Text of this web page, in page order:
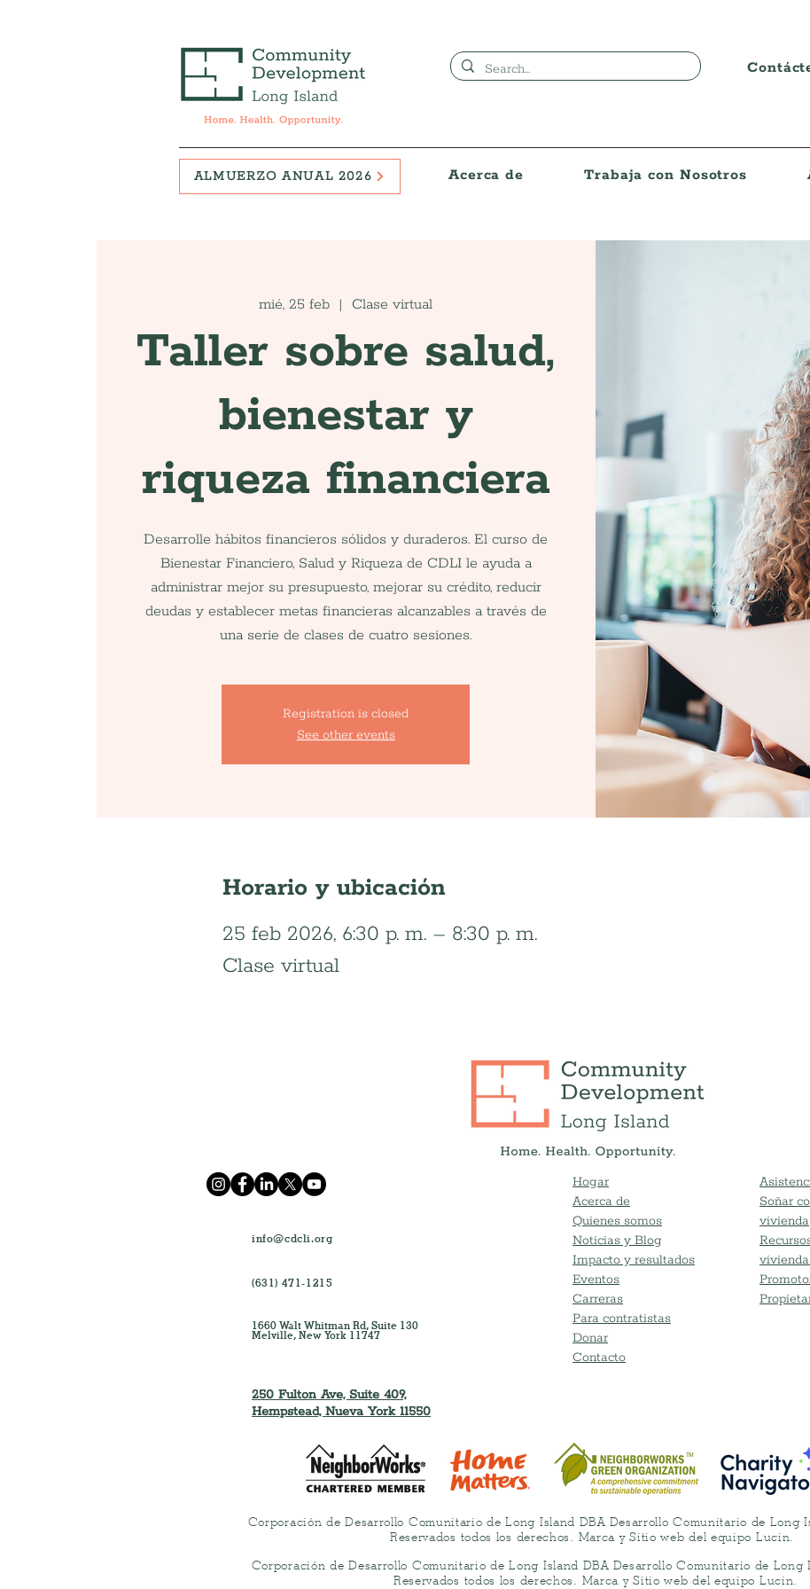
ALMUERZO ANUAL 2026 Acerca de Trabaja con Nosotros
mié, 25 feb
  |
Clase virtual
Taller sobre salud,
bienestar y
riqueza financiera
Desarrolle hábitos financieros sólidos y duraderos. El curso de
Bienestar Financiero, Salud y Riqueza de CDLI le ayuda a
administrar mejor su presupuesto, mejorar su crédito, reducir
deudas y establecer metas financieras alcanzables a través de
una serie de clases de cuatro sesiones.
Registration is closed
See other events
Horario y ubicación
25 feb 2026, 6:30 p. m. – 8:30 p. m.
Clase virtual
info@cdcli.org
(631) 471-1215
1660 Walt Whitman Rd, Suite 130
Melville, New York 11747
250 Fulton Ave, Suite 409,
Hempstead, Nueva York 11550
Hogar
Acerca de
Quienes somos
Noticias y Blog
Impacto y resultados
Eventos
Carreras
Para contratistas
Donar
Contacto
Soñar
vivienda
Corporación de Desarrollo Comunitario de Long Island DBA Desarrollo Comunitario de
Reservados todos los derechos. Marca y Sitio web del equipo Lucin.
Corporación de Desarrollo Comunitario de Long Island DBA Desarrollo Comunitario de
Reservados todos los derechos. Marca y Sitio web del equipo Lucin.